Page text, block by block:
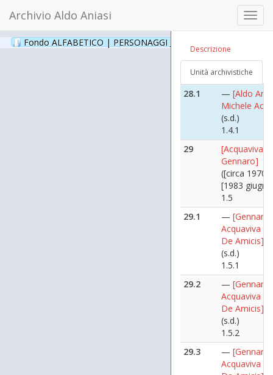
Archivio Aldo Aniasi
Fondo ALFABETICO | PERSONAGGI _ Archivio Fotografico
Descrizione
Unità archivistiche
Paride
1.3.22
28
[Achilli
(s.d.)
1.4
28.1
— [Aldo
Michele
(s.d.)
1.4.1
29
[Acquaviva
Gennaro]
([circa 1970
[1983
1.5
29.1
— [Gennaro
Acquaviva al
De Amicis]
(s.d.)
1.5.1
29.2
— [Gennaro
Acquaviva al
De Amicis]
(s.d.)
1.5.2
29.3
— [Gennaro
Acquaviva al